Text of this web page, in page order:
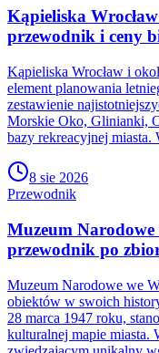
Kąpieliska
przewodnik i ceny
Kąpieliska Wrocław i
element planowania
zestawienie
Morskie Oko, Glinianki,
bazy rekreacyjnej
8 sie 2026
Przewodnik
Muzeum
przewodnik po
Muzeum Narodowe we
obiektów w swoich
28 marca 1947 roku,
kulturalnej mapie miasta.